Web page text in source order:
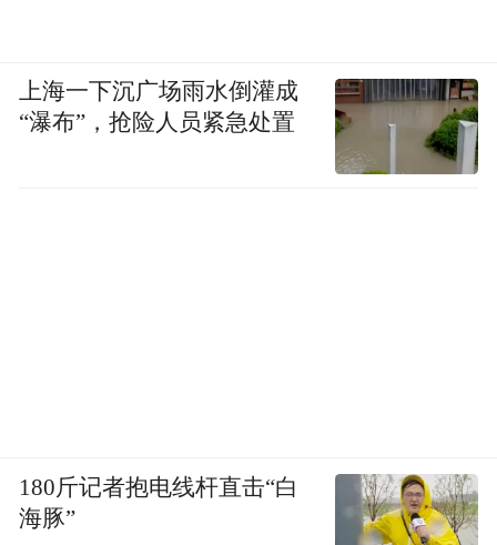
上海一下沉广场雨水倒灌成
“瀑布”，抢险人员紧急处置
180斤记者抱电线杆直击“白
海豚”